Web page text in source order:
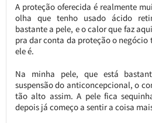
A proteção oferecida é realmente
olha que tenho usado ácido
bastante a pele, e o calor que faz
pra dar conta da proteção o negócio
ele é.
Na minha pele, que está
suspensão do anticoncepcional, o
tão alto assim. A pele fica
depois já começo a sentir a coisa